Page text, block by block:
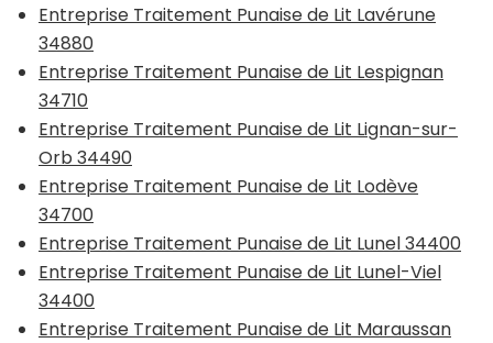
Entreprise Traitement Punaise de Lit Lavérune
34880
Entreprise Traitement Punaise de Lit Lespignan
34710
Entreprise Traitement Punaise de Lit Lignan-sur-
Orb 34490
Entreprise Traitement Punaise de Lit Lodève
34700
Entreprise Traitement Punaise de Lit Lunel 34400
Entreprise Traitement Punaise de Lit Lunel-Viel
34400
Entreprise Traitement Punaise de Lit Maraussan